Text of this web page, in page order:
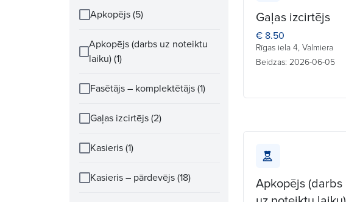
Apkopējs (5)
Apkopējs (darbs uz noteiktu
laiku) (1)
Fasētājs – komplektētājs (1)
Gaļas izcirtējs (2)
Kasieris (1)
Kasieris – pārdevējs (18)
Gaļas izcirtējs
€ 8.50
Rīgas iela 4, Valmiera
Beidzas: 2026-06-05
Apkopējs (darbs